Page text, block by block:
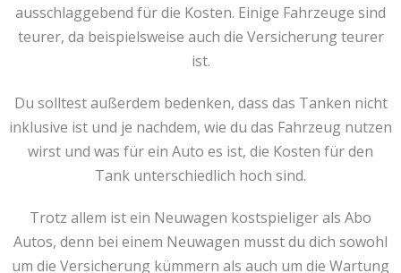
ausschlaggebend für die Kosten. Einige Fahrzeuge sind
teurer, da beispielsweise auch die Versicherung teurer
ist.
Du solltest außerdem bedenken, dass das Tanken nicht
inklusive ist und je nachdem, wie du das Fahrzeug nutzen
wirst und was für ein Auto es ist, die Kosten für den
Tank unterschiedlich hoch sind.
Trotz allem ist ein Neuwagen kostspieliger als Abo
Autos, denn bei einem Neuwagen musst du dich sowohl
um die Versicherung kümmern als auch um die Wartung